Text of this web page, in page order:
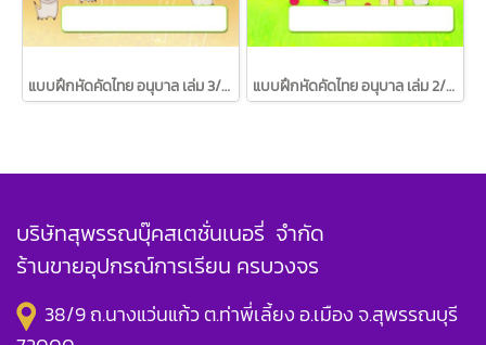
แบบฝึกหัดคัดไทย อนุบาล เล่ม 3/ทวพ. แบบฝึกหัดคัดไทย อนุบาล เล่ม 2/ทวพ.
บริษัทสุพรรณบุ๊คสเตชั่นเนอรี่ จำกัด
ร้านขายอุปกรณ์การเรียน ครบวงจร
38/9 ถ.นางแว่นแก้ว ต.ท่าพี่เลี้ยง อ.เมือง จ.สุพรรณบุรี